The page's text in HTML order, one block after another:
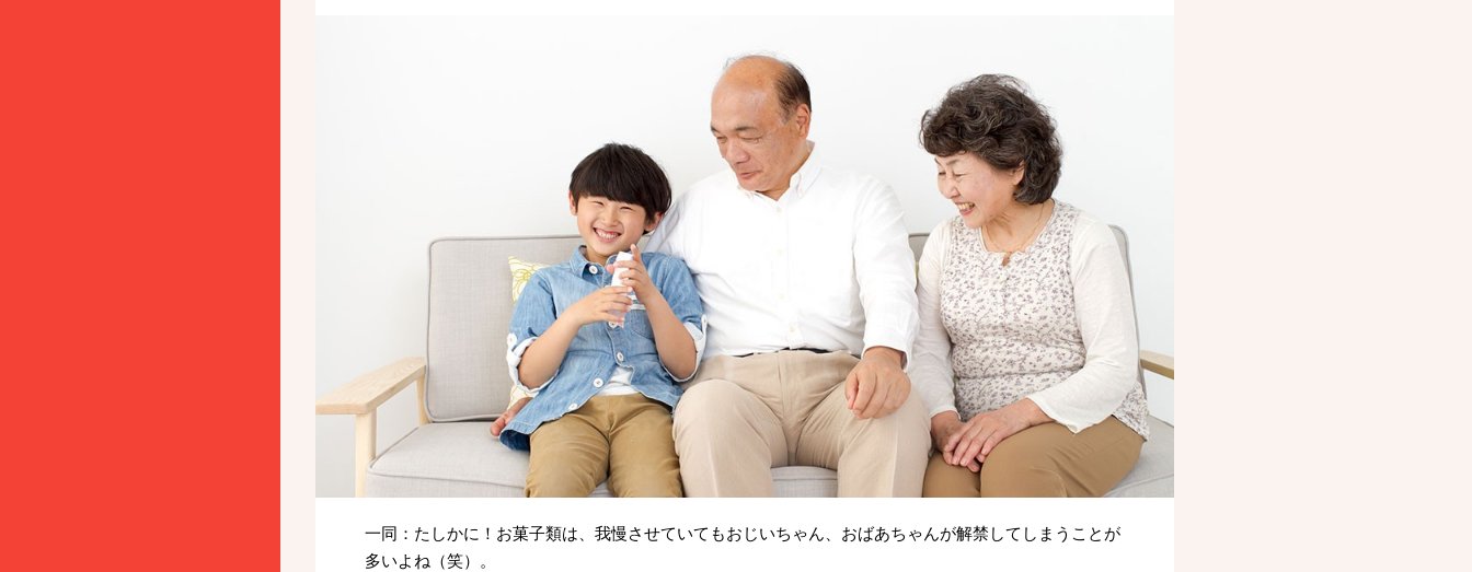
一同：たしかに！お菓子類は、我慢させていてもおじいちゃん、おばあちゃんが解禁してしまうことが
多いよね（笑）。